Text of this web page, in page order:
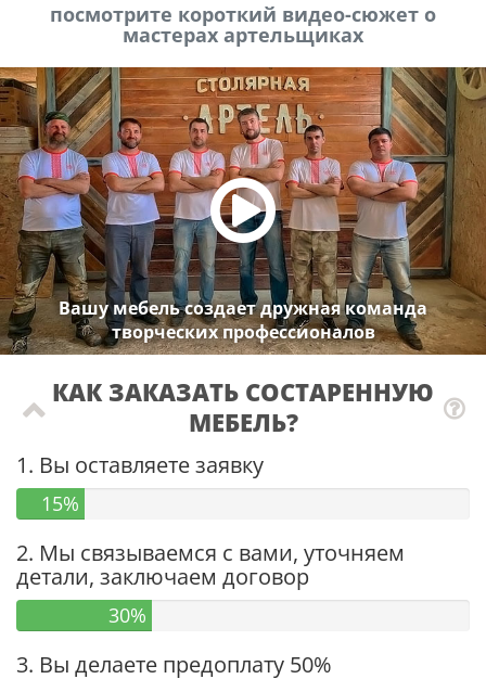
посмотрите короткий видео-сюжет о
мастерах артельщиках
Вашу мебель создает дружная команда
творческих профессионалов
КАК ЗАКАЗАТЬ СОСТАРЕННУЮ
МЕБЕЛЬ?
1. Вы оставляете заявку
15%
2. Мы связываемся с вами, уточняем
детали, заключаем договор
30%
3. Вы делаете предоплату 50%